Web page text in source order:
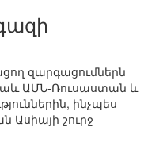
զարգացումներն
ԱՄՆ-Ռուսաստան և
ինչպես
Ասիայի շուրջ